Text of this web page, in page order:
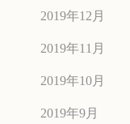
2019年12月
2019年11月
2019年10月
2019年9月